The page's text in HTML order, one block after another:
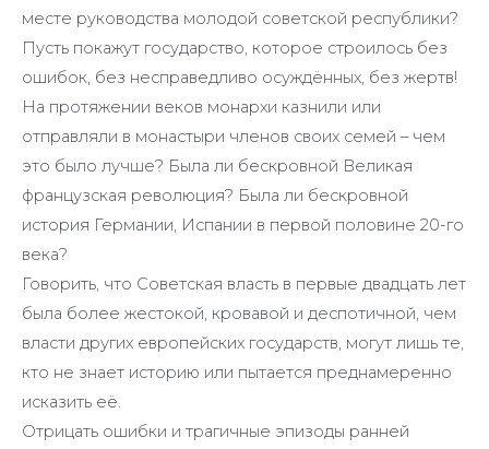
месте руководства молодой советской республики?
Пусть покажут государство, которое строилось без
ошибок, без несправедливо осуждённых, без жертв!
На протяжении веков монархи казнили или
отправляли в монастыри членов своих семей – чем
это было лучше? Была ли бескровной Великая
французская революция? Была ли бескровной
история Германии, Испании в первой половине 20-го
века?
Говорить, что Советская власть в первые двадцать лет
была более жестокой, кровавой и деспотичной, чем
власти других европейских государств, могут лишь те,
кто не знает историю или пытается преднамеренно
исказить её.
Отрицать ошибки и трагичные эпизоды ранней